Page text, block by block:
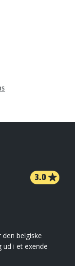
3.0
belgiske
ud i et exende